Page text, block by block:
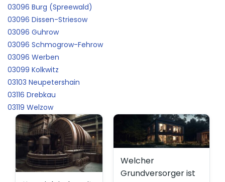
03096 Burg (Spreewald)
03096 Dissen-Striesow
03096 Guhrow
03096 Schmogrow-Fehrow
03096 Werben
03099 Kolkwitz
03103 Neupetershain
03116 Drebkau
03119 Welzow
Welcher
Grundversorger ist